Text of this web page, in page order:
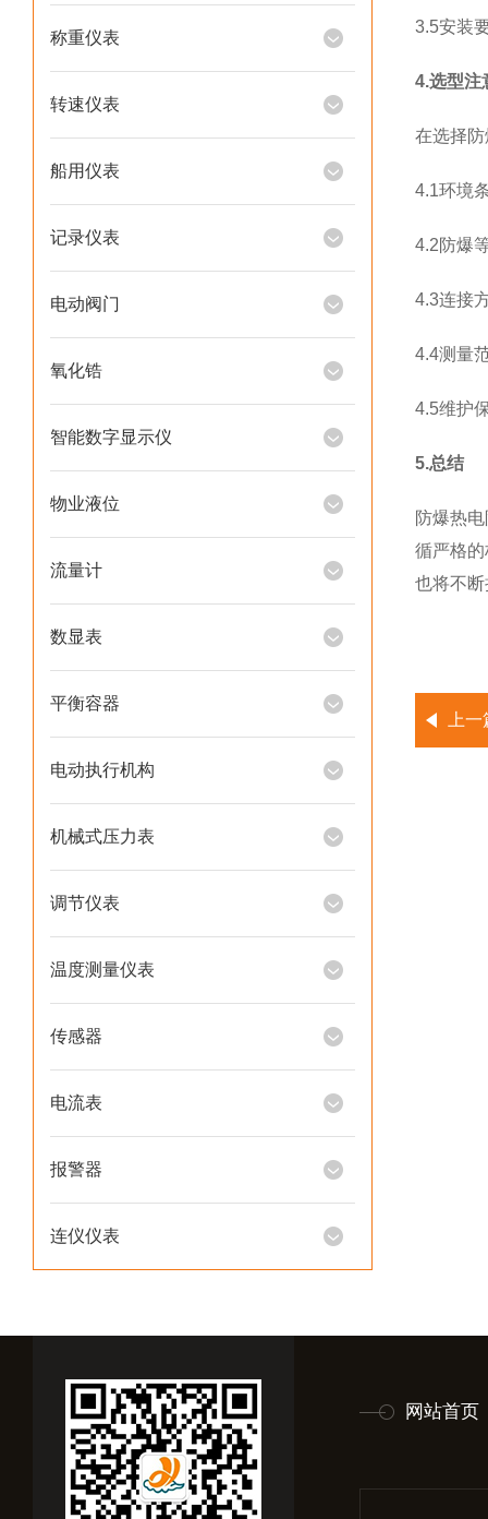
称重仪表
转速仪表
船用仪表
记录仪表
电动阀门
氧化锆
智能数字显示仪
物业液位
流量计
数显表
平衡容器
电动执行机构
机械式压力表
调节仪表
温度测量仪表
传感器
电流表
报警器
连仪仪表
3.5安装
4.选型注
在选择
4.1环境
4.2防爆
4.3连接
4.4测量
4.5维护
5.总结
防爆热
循严格
也将不
上
网站首页